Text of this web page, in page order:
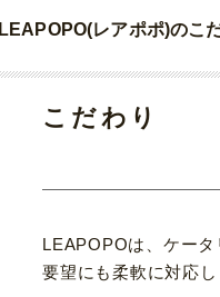
LEAPOPO(レアポポ)のこ
こだわり
LEAPOPOは、ケー
要望にも柔軟に対応し